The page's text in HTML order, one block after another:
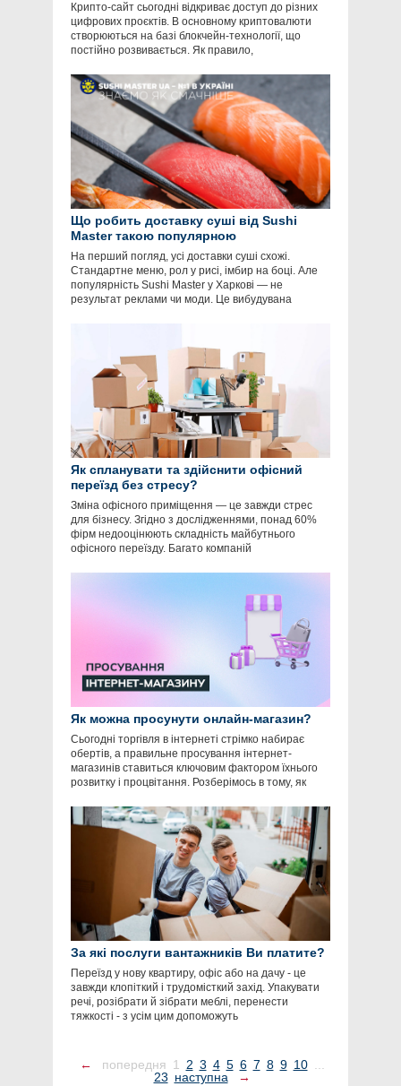
Крипто-сайт сьогодні відкриває доступ до різних
цифрових проєктів. В основному криптовалюти
створюються на базі блокчейн-технології, що
постійно розвивається. Як правило,
Що робить доставку суші від Sushi
Master такою популярною
На перший погляд, усі доставки суші схожі.
Стандартне меню, рол у рисі, імбир на боці. Але
популярність Sushi Master у Харкові — не
результат реклами чи моди. Це вибудувана
Як спланувати та здійснити офісний
переїзд без стресу?
Зміна офісного приміщення — це завжди стрес
для бізнесу. Згідно з дослідженнями, понад 60%
фірм недооцінюють складність майбутнього
офісного переїзду. Багато компаній
Як можна просунути онлайн-магазин?
Сьогодні торгівля в інтернеті стрімко набирає
обертів, а правильне просування інтернет-
магазинів ставиться ключовим фактором їхнього
розвитку і процвітання. Розберімось в тому, як
За які послуги вантажників Ви платите?
Переїзд у нову квартиру, офіс або на дачу - це
завжди клопіткий і трудомісткий захід. Упакувати
речі, розібрати й зібрати меблі, перенести
тяжкості - з усім цим допоможуть
← попередня 1 2 3 4 5 6 7 8 9 10 ...
23 наступна →